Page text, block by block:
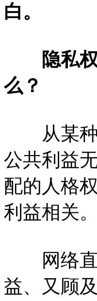
白。
隐私权
么？
从某种
公共利益
配的人格
利益相关。
网络直
益、又顾